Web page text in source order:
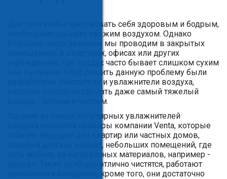
Для того чтобы чувствовать себя здоровым и бодрым,
необходимо дышать свежим воздухом. Однако
большую часть времени мы проводим в закрытых
помещениях, в квартирах, офисах или других
учреждениях, где воздух часто бывает слишком сухим
или пыльным. Чтоб решить данную проблему были
разработаны очистители и увлажнители воздуха,
которые способны сделать даже самый тяжелый
воздух - легким и чистым.
Одними из самых популярных увлажнителей
воздуха являются приборы компании Venta, которые
отлично подходят для квартир или частных домов,
спален и детских комнат, небольших помещений, где
есть мебель из натуральных материалов, например -
дерево. Такие приборы отлично чистятся, работают
практически бесшумно, кроме того, они достаточно